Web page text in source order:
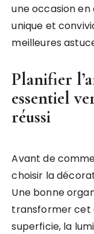
une occasion
unique et
meilleures
Planifier
essentiel
réussi
Avant de
choisir la
Une bonne
transformer cet
superficie, la